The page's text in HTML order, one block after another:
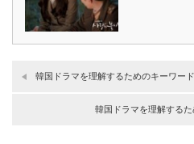
韓国ドラマを理解するためのキーワー
韓国ドラマを理解するた